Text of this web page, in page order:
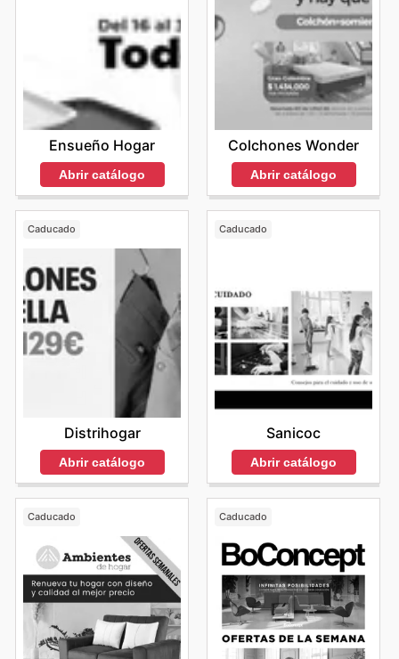
Ensueño Hogar
Abrir catálogo
Colchones Wonder
Abrir catálogo
Caducado
Distrihogar
Abrir catálogo
Caducado
Sanicoc
Abrir catálogo
Caducado Caducado